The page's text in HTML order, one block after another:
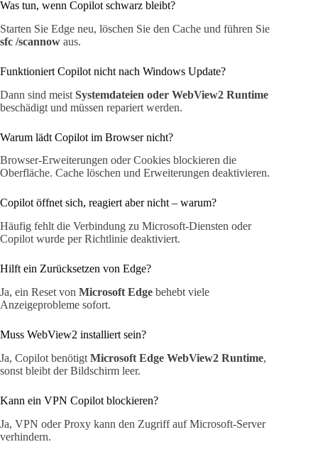
Was tun, wenn Copilot schwarz bleibt?
Starten Sie Edge neu, löschen Sie den Cache und führen Sie
sfc /scannow aus.
Funktioniert Copilot nicht nach Windows Update?
Dann sind meist Systemdateien oder WebView2 Runtime
beschädigt und müssen repariert werden.
Warum lädt Copilot im Browser nicht?
Browser-Erweiterungen oder Cookies blockieren die
Oberfläche. Cache löschen und Erweiterungen deaktivieren.
Copilot öffnet sich, reagiert aber nicht – warum?
Häufig fehlt die Verbindung zu Microsoft-Diensten oder
Copilot wurde per Richtlinie deaktiviert.
Hilft ein Zurücksetzen von Edge?
Ja, ein Reset von Microsoft Edge behebt viele
Anzeigeprobleme sofort.
Muss WebView2 installiert sein?
Ja, Copilot benötigt Microsoft Edge WebView2 Runtime,
sonst bleibt der Bildschirm leer.
Kann ein VPN Copilot blockieren?
Ja, VPN oder Proxy kann den Zugriff auf Microsoft-Server
verhindern.